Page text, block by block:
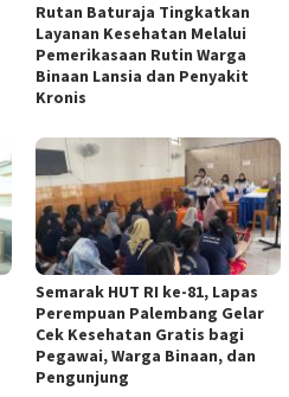
Rutan Baturaja Tingkatkan
Layanan Kesehatan Melalui
Pemerikasaan Rutin Warga
Binaan Lansia dan Penyakit
Kronis
Semarak HUT RI ke-81, Lapas
Perempuan Palembang Gelar
Cek Kesehatan Gratis bagi
Pegawai, Warga Binaan, dan
Pengunjung